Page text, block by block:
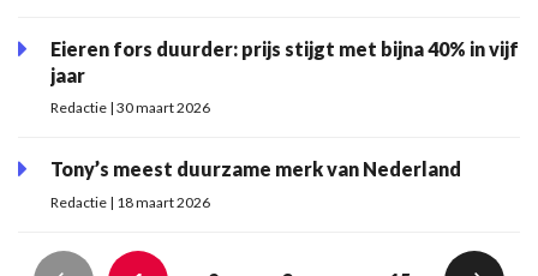
Eieren fors duurder: prijs stijgt met bijna 40% in vijf
jaar
Redactie | 30 maart 2026
Tony’s meest duurzame merk van Nederland
Redactie | 18 maart 2026